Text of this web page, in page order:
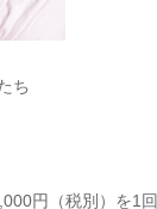
ち
円（税別）を1回